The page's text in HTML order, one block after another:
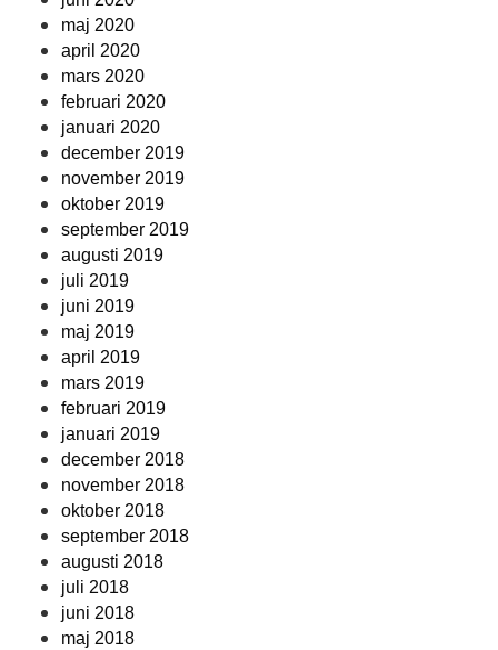
maj 2020
april 2020
mars 2020
februari 2020
januari 2020
december 2019
november 2019
oktober 2019
september 2019
augusti 2019
juli 2019
juni 2019
maj 2019
april 2019
mars 2019
februari 2019
januari 2019
december 2018
november 2018
oktober 2018
september 2018
augusti 2018
juli 2018
juni 2018
maj 2018